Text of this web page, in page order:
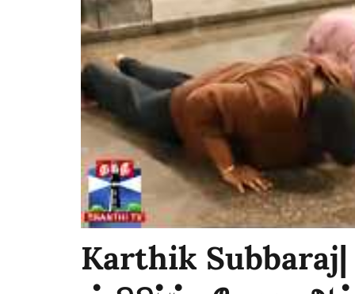
Karthik Subbaraj|